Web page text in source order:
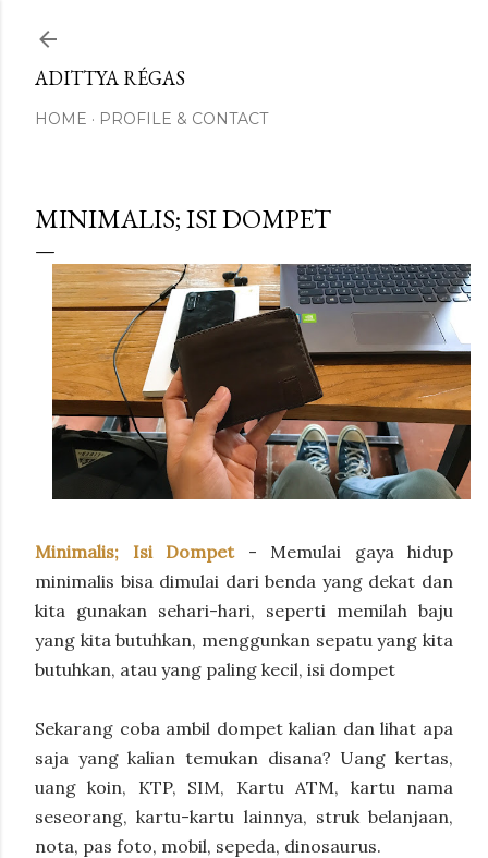
ADITTYA RÉGAS
HOME PROFILE & CONTACT
MINIMALIS; ISI DOMPET
Minimalis; Isi Dompet- Memulai gaya hidup
minimalis bisa dimulai dari benda yang dekat dan
kita gunakan sehari-hari, seperti memilah baju
yang kita butuhkan, menggunkan sepatu yang kita
butuhkan, atau yang paling kecil, isi dompet
Sekarang coba ambil dompet kalian dan lihat apa
saja yang kalian temukan disana? Uang kertas,
uang koin, KTP, SIM, Kartu ATM, kartu nama
seseorang, kartu-kartu lainnya, struk belanjaan,
nota, pas foto, mobil, sepeda, dinosaurus.